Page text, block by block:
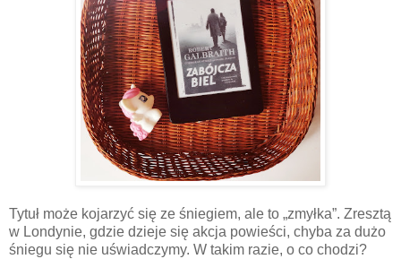
Tytuł może kojarzyć się ze śniegiem, ale to „zmyłka”. Zresztą
w Londynie, gdzie dzieje się akcja powieści, chyba za dużo
śniegu się nie uświadczymy. W takim razie, o co chodzi?